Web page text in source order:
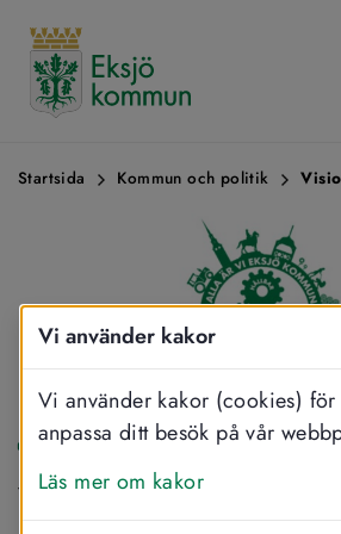
Vi använder kakor
Vi använder kakor (cookies)
anpassa ditt besök på vår
Läs mer om kakor
Startsida Kommun och politik
SKRIV UT DELA LYSSNA
Vision för